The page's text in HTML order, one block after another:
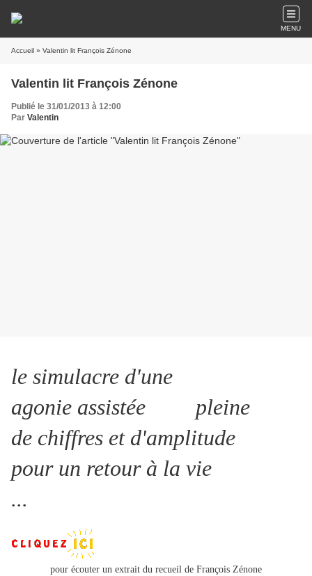
MENU
Accueil » Valentin lit François Zénone
Valentin lit François Zénone
Publié le 31/01/2013 à 12:00
Par Valentin
le simulacre d'une
agonie assistée pleine
de chiffres et d'amplitude
pour un retour à la vie
...
pour écouter un extrait du recueil de François Zénone